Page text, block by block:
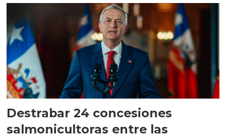
Destrabar 24 concesiones
salmonicultoras entre las